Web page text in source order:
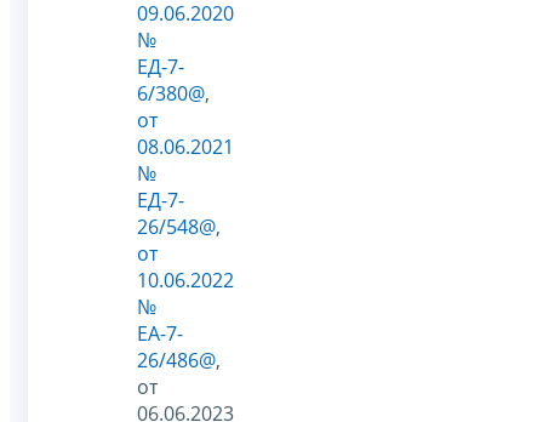
09.06.2020
№
ЕД-7-
6/380@,
от
08.06.2021
№
ЕД-7-
26/548@,
от
10.06.2022
№
ЕА-7-
26/486@,
от
06.06.2023